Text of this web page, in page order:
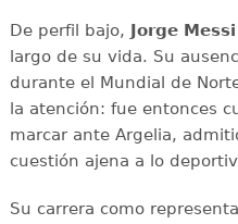
De perfil bajo, Jorge Messi
largo de su vida. Su
durante el Mundial de
la atención: fue entonces
marcar ante Argelia,
cuestión ajena a lo
Su carrera como